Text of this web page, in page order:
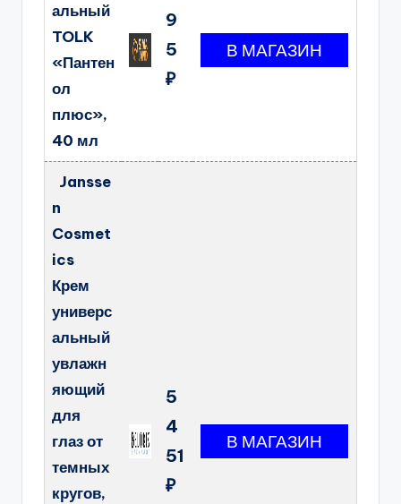
альный
TOLK
«Пантен
ол
плюс»,
40 мл
9
5
₽
Jansse
n
Cosmet
ics
Крем
универс
альный
увлажн
яющий
для
глаз от
темных
кругов,
5
4
51
₽